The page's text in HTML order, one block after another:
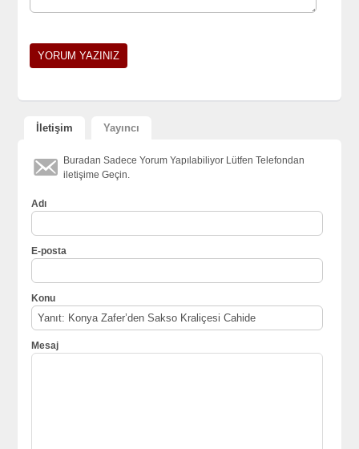
İletişim Yayıncı
Buradan Sadece Yorum Yapılabiliyor Lütfen Telefondan
iletişime Geçin.
Adı
E-posta
Konu
Mesaj